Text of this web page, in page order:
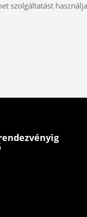
szolgáltatást